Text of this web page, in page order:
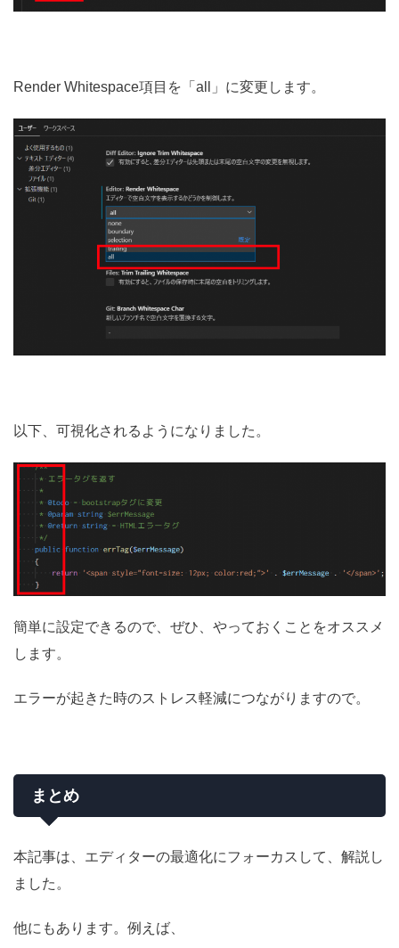
Render Whitespace項目を「all」に変更します。
以下、可視化されるようになりました。
簡単に設定できるので、ぜひ、やっておくことをオススメ
します。
エラーが起きた時のストレス軽減につながりますので。
まとめ
本記事は、エディターの最適化にフォーカスして、解説し
ました。
他にもあります。例えば、